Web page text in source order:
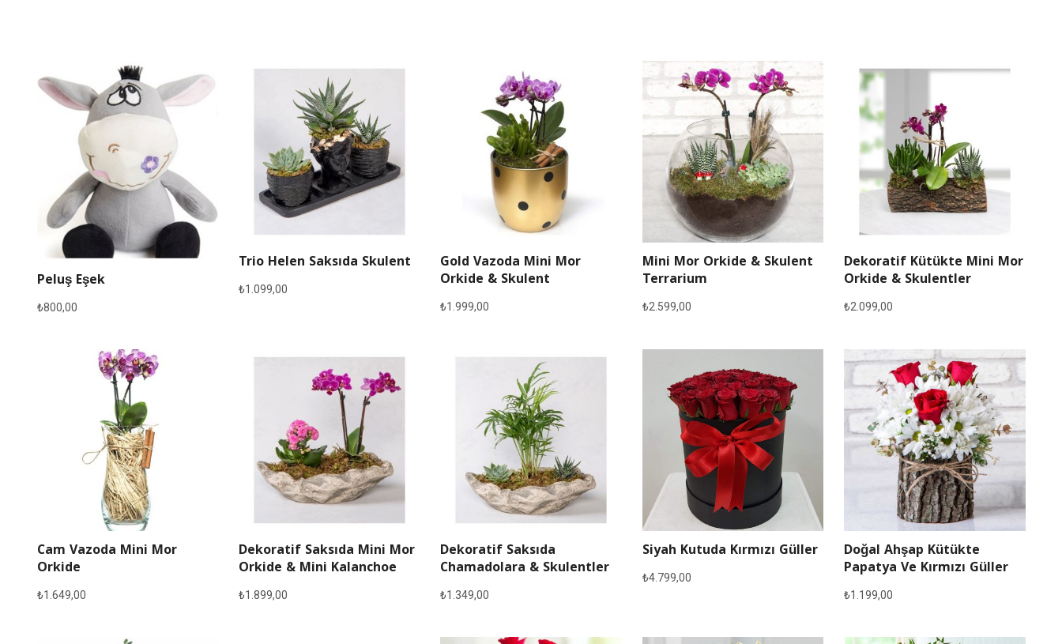
Peluş Eşek
₺800,00
Trio Helen Saksıda Skulent
₺1.099,00
Gold Vazoda Mini Mor
Orkide & Skulent
₺1.999,00
Mini Mor Orkide & Skulent
Terrarium
₺2.599,00
Dekoratif Kütükte Mini Mor
Orkide & Skulentler
₺2.099,00
Cam Vazoda Mini Mor
Orkide
₺1.649,00
Dekoratif Saksıda Mini Mor
Orkide & Mini Kalanchoe
₺1.899,00
Dekoratif Saksıda
Chamadolara & Skulentler
₺1.349,00
Siyah Kutuda Kırmızı Güller
₺4.799,00
Doğal Ahşap Kütükte
Papatya Ve Kırmızı Güller
₺1.199,00